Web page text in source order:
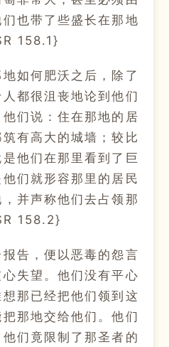
也带了些盛长在那地
158.1}
何肥沃之后，除了
都很沮丧地论到他们
们说：住在那地的居
有高大的城墙；较比
他们在那里看到了巨
们就形容那里的居民
并声称他们去占领那
158.2}
告，便以恶毒的怨言
失望。他们没有平心
那已经把他们领到这
那地交给他们。他们
们竟限制了那圣者的